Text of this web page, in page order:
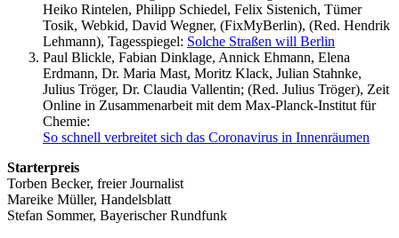
Heiko Rintelen, Philipp Schiedel, Felix Sistenich, Tümer
Tosik, Webkid, David Wegner, (FixMyBerlin), (Red. Hendrik
Lehmann), Tagesspiegel: Solche Straßen will Berlin
Paul Blickle, Fabian Dinklage, Annick Ehmann, Elena
Erdmann, Dr. Maria Mast, Moritz Klack, Julian Stahnke,
Julius Tröger, Dr. Claudia Vallentin; (Red. Julius Tröger), Zeit
Online in Zusammenarbeit mit dem Max-Planck-Institut für
Chemie:
So schnell verbreitet sich das Coronavirus in Innenräumen
Starterpreis
Torben Becker, freier Journalist
Mareike Müller, Handelsblatt
Stefan Sommer, Bayerischer Rundfunk